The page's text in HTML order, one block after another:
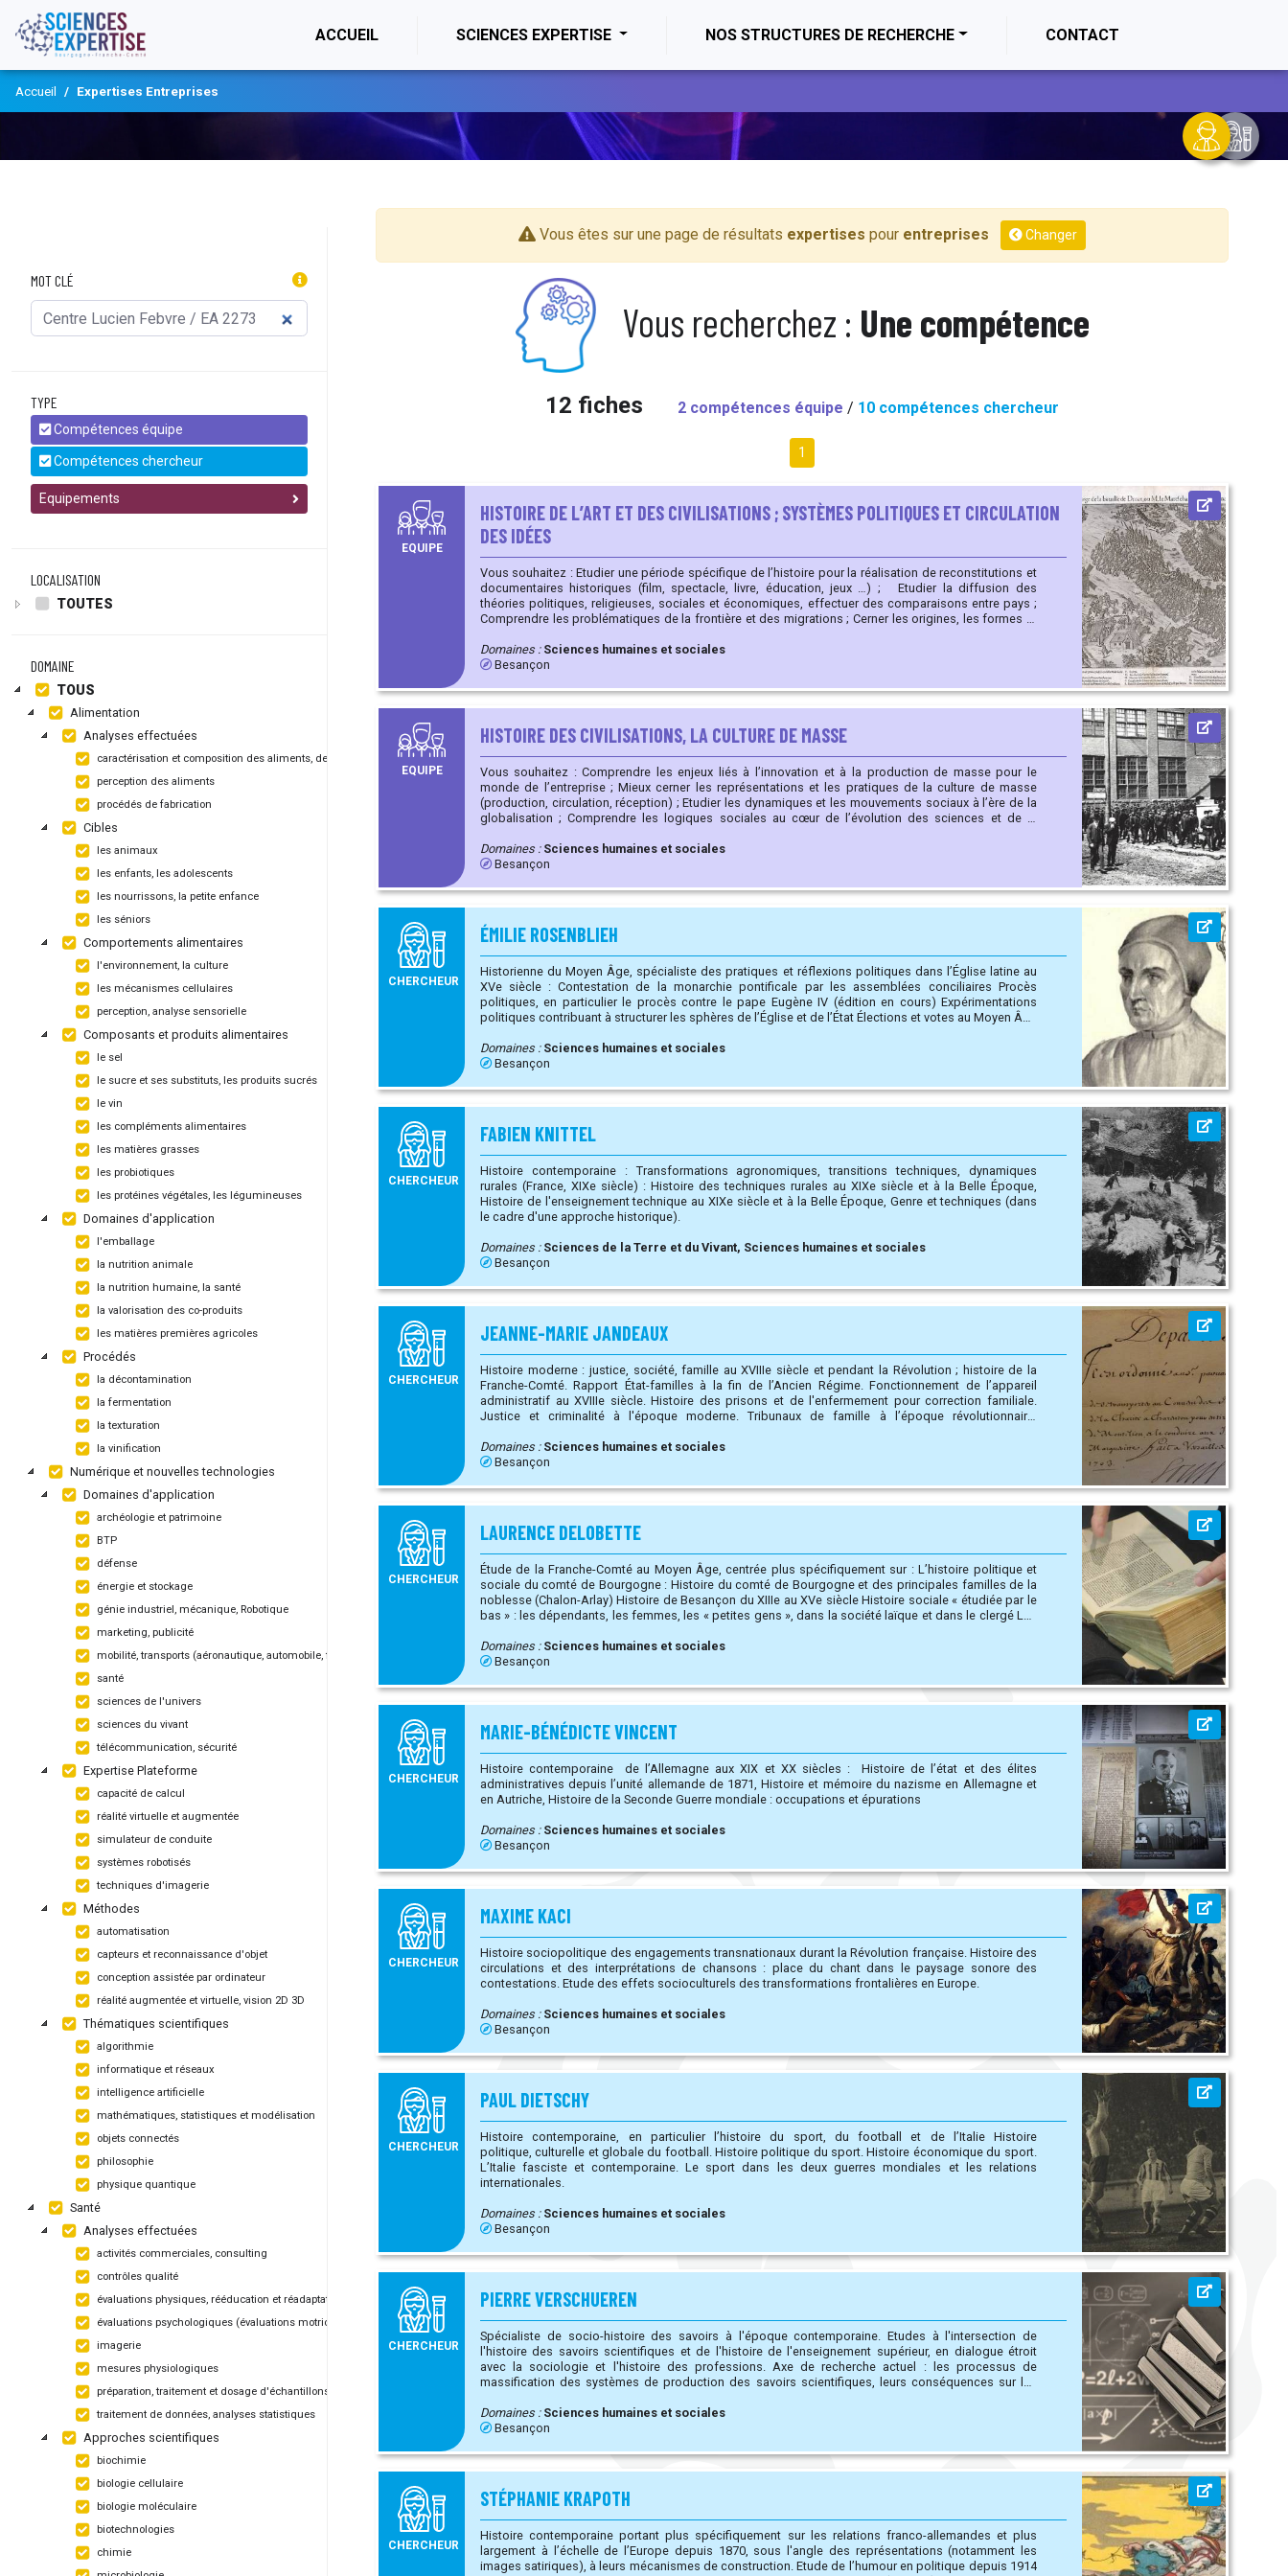
ACCUEIL (CURRENT)SCIENCES EXPERTISE NOS STRUCTURES DE RECHERCHE CONTACT
Accueil Expertises Entreprises
MOT CLÉ
TYPE
Compétences équipe
Compétences chercheur
Equipements
LOCALISATION
TOUTES
DOMAINE
TOUS
Alimentation
Analyses effectuées
caractérisation et composition des aliments, de leurs emballages
perception des aliments
procédés de fabrication
Cibles
les animaux
les enfants, les adolescents
les nourrissons, la petite enfance
les séniors
Comportements alimentaires
l'environnement, la culture
les mécanismes cellulaires
perception, analyse sensorielle
Composants et produits alimentaires
le sel
le sucre et ses substituts, les produits sucrés
le vin
les compléments alimentaires
les matières grasses
les probiotiques
les protéines végétales, les légumineuses
Domaines d'application
l'emballage
la nutrition animale
la nutrition humaine, la santé
la valorisation des co-produits
les matières premières agricoles
Procédés
la décontamination
la fermentation
la texturation
la vinification
Numérique et nouvelles technologies
Domaines d'application
archéologie et patrimoine
BTP
défense
énergie et stockage
génie industriel, mécanique, Robotique
marketing, publicité
mobilité, transports (aéronautique, automobile, ferroviaire, maritime)
santé
sciences de l'univers
sciences du vivant
télécommunication, sécurité
Expertise Plateforme
capacité de calcul
réalité virtuelle et augmentée
simulateur de conduite
systèmes robotisés
techniques d'imagerie
Méthodes
automatisation
capteurs et reconnaissance d'objet
conception assistée par ordinateur
réalité augmentée et virtuelle, vision 2D 3D
Thématiques scientifiques
algorithmie
informatique et réseaux
intelligence artificielle
mathématiques, statistiques et modélisation
objets connectés
philosophie
physique quantique
Santé
Analyses effectuées
activités commerciales, consulting
contrôles qualité
évaluations physiques, rééducation et réadaptation
évaluations psychologiques (évaluations motrices, apprentissage)
imagerie
mesures physiologiques
préparation, traitement et dosage d'échantillons biologiques
traitement de données, analyses statistiques
Approches scientifiques
biochimie
biologie cellulaire
biologie moléculaire
biotechnologies
chimie
Vous êtes sur une page de résultats expertises pour entreprises Changer
Vous recherchez : Une compétence
12 fiches 2 compétences équipe / 10 compétences chercheur
1
EQUIPE
HISTOIRE DE L’ART ET DES CIVILISATIONS ; SYSTÈMES POLITIQUES ET CIRCULATION
DES IDÉES
Vous souhaitez : Etudier une période spécifique de l’histoire pour la réalisation de reconstitutions et
documentaires historiques (film, spectacle, livre, éducation, jeux …) ; Etudier la diffusion des
théories politiques, religieuses, sociales et économiques, effectuer des comparaisons entre pays ;
Comprendre les problématiques de la frontière et des migrations ; Cerner les origines, les formes et
Domaines : Sciences humaines et sociales
Besançon
EQUIPE
HISTOIRE DES CIVILISATIONS, LA CULTURE DE MASSE
Vous souhaitez : Comprendre les enjeux liés à l’innovation et à la production de masse pour le
monde de l’entreprise ; Mieux cerner les représentations et les pratiques de la culture de masse
(production, circulation, réception) ; Etudier les dynamiques et les mouvements sociaux à l’ère de la
globalisation ; Comprendre les logiques sociales au cœur de l’évolution des sciences et de la
globalisées.
Domaines : Sciences humaines et sociales
Besançon
CHERCHEUR
ÉMILIE ROSENBLIEH
Historienne du Moyen Âge, spécialiste des pratiques et réflexions politiques dans l’Église latine au
XVe siècle : Contestation de la monarchie pontificale par les assemblées conciliaires Procès
politiques, en particulier le procès contre le pape Eugène IV (édition en cours) Expérimentations
politiques contribuant à structurer les sphères de l’Église et de l’État Élections et votes au Moyen Âge
Domaines : Sciences humaines et sociales
Besançon
CHERCHEUR
FABIEN KNITTEL
Histoire contemporaine : Transformations agronomiques, transitions techniques, dynamiques
rurales (France, XIXe siècle) : Histoire des techniques rurales au XIXe siècle et à la Belle Époque,
Histoire de l'enseignement technique au XIXe siècle et à la Belle Époque, Genre et techniques (dans
Domaines : Sciences de la Terre et du Vivant, Sciences humaines et sociales
Besançon
CHERCHEUR
JEANNE-MARIE JANDEAUX
Histoire moderne : justice, société, famille au XVIIIe siècle et pendant la Révolution ; histoire de la
Franche-Comté. Rapport État-familles à la fin de l’Ancien Régime. Fonctionnement de l’appareil
administratif au XVIIIe siècle. Histoire des prisons et de l'enfermement pour correction familiale.
Justice et criminalité à l'époque moderne. Tribunaux de famille à l’époque révolutionnaire.
Domaines : Sciences humaines et sociales
Besançon
CHERCHEUR
LAURENCE DELOBETTE
Étude de la Franche-Comté au Moyen Âge, centrée plus spécifiquement sur : L’histoire politique et
sociale du comté de Bourgogne : Histoire du comté de Bourgogne et des principales familles de la
noblesse (Chalon-Arlay) Histoire de Besançon du XIIIe au XVe siècle Histoire sociale « étudiée par le
bas » : les dépendants, les femmes, les « petites gens », dans la société laïque et dans le clergé Les
archevêques et le haut clergé à Besançon, du XIIIe au XVe siècle.
Domaines : Sciences humaines et sociales
Besançon
CHERCHEUR
MARIE-BÉNÉDICTE VINCENT
Histoire contemporaine de l’Allemagne aux XIX et XX siècles : Histoire de l’état et des élites
administratives depuis l’unité allemande de 1871, Histoire et mémoire du nazisme en Allemagne et
en Autriche, Histoire de la Seconde Guerre mondiale : occupations et épurations
Domaines : Sciences humaines et sociales
Besançon
CHERCHEUR
MAXIME KACI
Histoire sociopolitique des engagements transnationaux durant la Révolution française. Histoire des
circulations et des interprétations de chansons : place du chant dans le paysage sonore des
contestations. Etude des effets socioculturels des transformations frontalières en Europe.
Domaines : Sciences humaines et sociales
Besançon
CHERCHEUR
PAUL DIETSCHY
Histoire contemporaine, en particulier l’histoire du sport, du football et de l’Italie Histoire
politique, culturelle et globale du football. Histoire politique du sport. Histoire économique du sport.
L’Italie fasciste et contemporaine. Le sport dans les deux guerres mondiales et les relations
internationales.
Domaines : Sciences humaines et sociales
Besançon
CHERCHEUR
PIERRE VERSCHUEREN
Spécialiste de socio-histoire des savoirs à l'époque contemporaine. Etudes à l'intersection de
l'histoire des savoirs scientifiques et de l'histoire de l'enseignement supérieur, en dialogue étroit
avec la sociologie et l'histoire des professions. Axe de recherche actuel : les processus de
massification des systèmes de production des savoirs scientifiques, leurs conséquences sur les
d'internationalisation, de sociabilité et de mobilisation).
Domaines : Sciences humaines et sociales
Besançon
CHERCHEUR
STÉPHANIE KRAPOTH
Histoire contemporaine portant plus spécifiquement sur les relations franco-allemandes et plus
largement à l’échelle de l’Europe depuis 1870, sous l'angle des représentations (notamment les
images satiriques), à leurs mécanismes de construction. Etude de l’humour en politique depuis 1914